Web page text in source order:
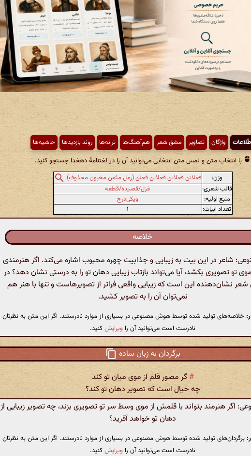
واژگان تصاویر مشق شعر هم‌آهنگ‌ها ترانه‌ها روند بازدیدها حاشیه‌ها
با انتخاب متن و لمس متن انتخابی می‌توانید آن را در لغتنامهٔ دهخدا جستجو کنید.
وزن:
فعلاتن فعلاتن فعلاتن فعلن (رمل مثمن مخبون محذوف)
قالب شعری:
غزل/قصیده/قطعه
منبع اولیه:
ویکی‌درج
تعداد ابیات:
۱
خلاصه
شاعر در این بیت به زیبایی و جذابیت چهره محبوب اشاره می‌کند. اگر هنرمندی
تو تصویری بکشد، آیا می‌تواند بازتاب زیبایی دهان تو را به درستی نشان دهد؟ در
شعر نشان‌دهنده این است که زیبایی واقعی فراتر از تصویرهاست و تنها با هنر هم
نمی‌توان آن را به تصویر کشید.
خلاصه‌های تولید شده توسط هوش مصنوعی در بسیاری از موارد نادرستند. اگر این متن به نظرتان
نادرست است می‌توانید آن را ویرایشکنید.
برگردان به زبان ساده
#گر مصور قلم از موی میان تو کند
چه خیال است که تصویر دهان تو کند؟
اگر هنرمند بتواند با قلمش از موی وسط سر تو تصویری بزند، چه تصویر زیبایی از
دهان تو خواهد آفرید؟
برگردان‌های تولید شده توسط هوش مصنوعی در بسیاری از موارد نادرستند. اگر این متن به نظرتان
نادرست است می‌توانید آن را ویرایشکنید.